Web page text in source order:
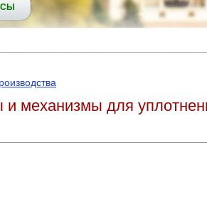
механизмы для